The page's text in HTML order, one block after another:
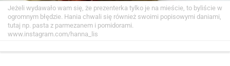
Jeżeli wydawało wam się, że prezenterka tylko je na mieście, to byliście w
ogromnym błędzie. Hania chwali się również swoimi popisowymi daniami,
tutaj np. pasta z parmezanem i pomidorami.
www.instagram.com/hanna_lis